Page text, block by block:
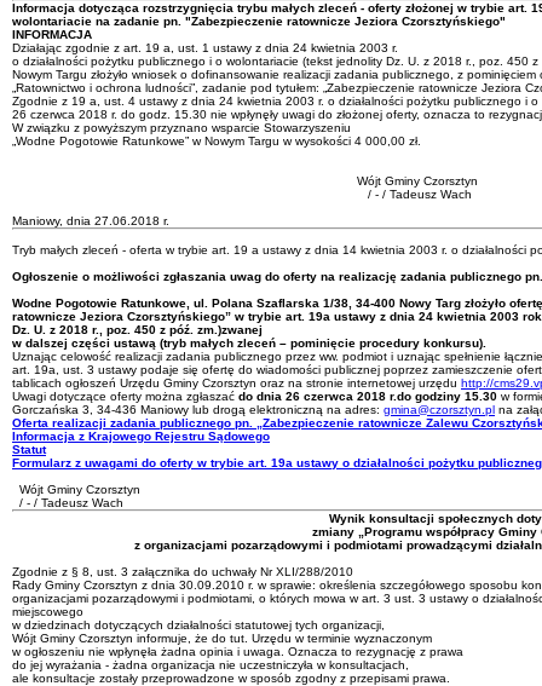
Informacja dotycząca rozstrzygnięcia trybu małych zleceń - oferty złożonej w trybie art.
wolontariacie na zadanie pn. "Zabezpieczenie ratownicze Jeziora Czorsztyńskiego"
INFORMACJA
Działając zgodnie z art. 19 a, ust. 1 ustawy z dnia 24 kwietnia 2003 r.
o działalności pożytku publicznego i o wolontariacie (tekst jednolity Dz. U. z 2018 r., poz. 450
Nowym Targu złożyło wniosek o dofinansowanie realizacji zadania publicznego, z
„Ratownictwo i ochrona ludności”, zadanie pod tytułem: „Zabezpieczenie ratownicze Jeziora
Zgodnie z 19 a, ust. 4 ustawy z dnia 24 kwietnia 2003 r. o działalności pożytku publicznego i
26 czerwca 2018 r. do godz. 15.30 nie wpłynęły uwagi do złożonej oferty, oznacza to
W związku z powyższym przyznano wsparcie Stowarzyszeniu
„Wodne Pogotowie Ratunkowe” w Nowym Targu w wysokości 4 000,00 zł.
Wójt Gminy Czorsztyn
/ - / Tadeusz Wach
Maniowy, dnia 27.06.2018 r.
Tryb małych zleceń - oferta w trybie art. 19 a ustawy z dnia 14 kwietnia 2003 r. o działalności
Ogłoszenie o możliwości zgłaszania uwag do oferty na realizację zadania publicznego
Wodne Pogotowie Ratunkowe, ul. Polana Szaflarska 1/38, 34-400 Nowy Targ złożyło
ratownicze Jeziora Czorsztyńskiego” w trybie art. 19a ustawy z dnia 24 kwietnia 2003
Dz. U. z 2018 r., poz. 450 z póź. zm.)zwanej
w dalszej części ustawą (tryb małych zleceń – pominięcie procedury konkursu).
Uznając celowość realizacji zadania publicznego przez ww. podmiot i uznając spełnienie
art. 19a, ust. 3 ustawy podaje się ofertę do wiadomości publicznej poprzez zamieszczenie
tablicach ogłoszeń Urzędu Gminy Czorsztyn oraz na stronie internetowej urzędu http://
Uwagi dotyczące oferty można zgłaszać do dnia 26 czerwca 2018 r.do godziny 15.30 w
Gorczańska 3, 34-436 Maniowy lub drogą elektroniczną na adres: gmina@czorsztyn.pl na
Oferta realizacji zadania publicznego pn. „Zabezpieczenie ratownicze Zalewu
Informacja z Krajowego Rejestru Sądowego
Statut
Formularz z uwagami do oferty w trybie art. 19a ustawy o działalności pożytku
Wójt Gminy Czorsztyn
/ - / Tadeusz Wach
Wynik konsultacji społecznych
zmiany „Programu współpracy Gminy
z organizacjami pozarządowymi i podmiotami prowadzącymi
Zgodnie z § 8, ust. 3 załącznika do uchwały Nr XLI/288/2010
Rady Gminy Czorsztyn z dnia 30.09.2010 r. w sprawie: określenia szczegółowego sposobu
organizacjami pozarządowymi i podmiotami, o których mowa w art. 3 ust. 3 ustawy o
miejscowego
w dziedzinach dotyczących działalności statutowej tych organizacji,
Wójt Gminy Czorsztyn informuje, że do tut. Urzędu w terminie wyznaczonym
w ogłoszeniu nie wpłynęła żadna opinia i uwaga. Oznacza to rezygnację z prawa
do jej wyrażania - żadna organizacja nie uczestniczyła w konsultacjach,
ale konsultacje zostały przeprowadzone w sposób zgodny z przepisami prawa.